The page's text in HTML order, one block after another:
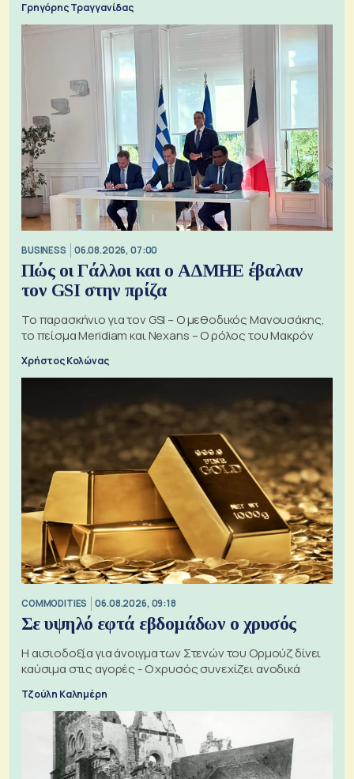
Γρηγόρης Τραγγανίδας
BUSINESS 06.08.2026, 07:00
Πώς οι Γάλλοι και ο ΑΔΜΗΕ έβαλαν
τον GSI στην πρίζα
Το παρασκήνιο για τον GSI – Ο μεθοδικός Μανουσάκης,
το πείσμα Meridiam και Nexans – Ο ρόλος του Μακρόν
Χρήστος Κολώνας
COMMODITIES 06.08.2026, 09:18
Σε υψηλό εφτά εβδομάδων ο χρυσός
Η αισιοδοξία για άνοιγμα των Στενών του Ορμούζ δίνει
καύσιμα στις αγορές - Ο χρυσός συνεχίζει ανοδικά
Τζούλη Καλημέρη